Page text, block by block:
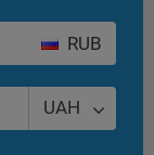
сайтов, в том
виде
RUB
UAH